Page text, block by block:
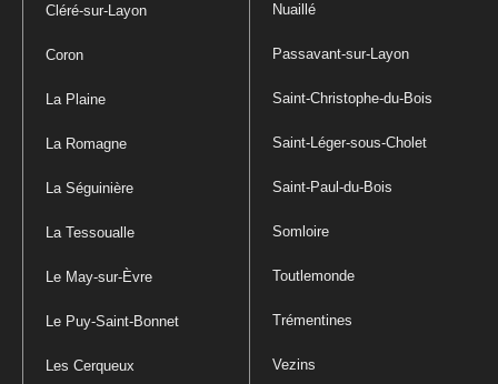
Cléré-sur-Layon
Coron
La Plaine
La Romagne
La Séguinière
La Tessoualle
Le May-sur-Èvre
Le Puy-Saint-Bonnet
Les Cerqueux
Nuaillé
Passavant-sur-Layon
Saint-Christophe-du-Bois
Saint-Léger-sous-Cholet
Saint-Paul-du-Bois
Somloire
Toutlemonde
Trémentines
Vezins